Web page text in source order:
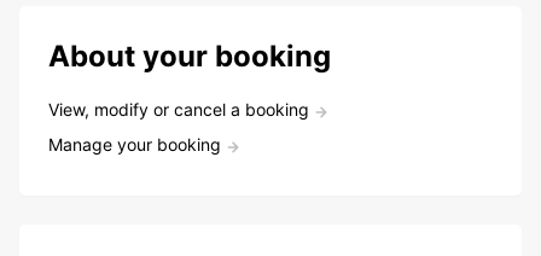
About your booking
View, modify or cancel a booking
Manage your booking